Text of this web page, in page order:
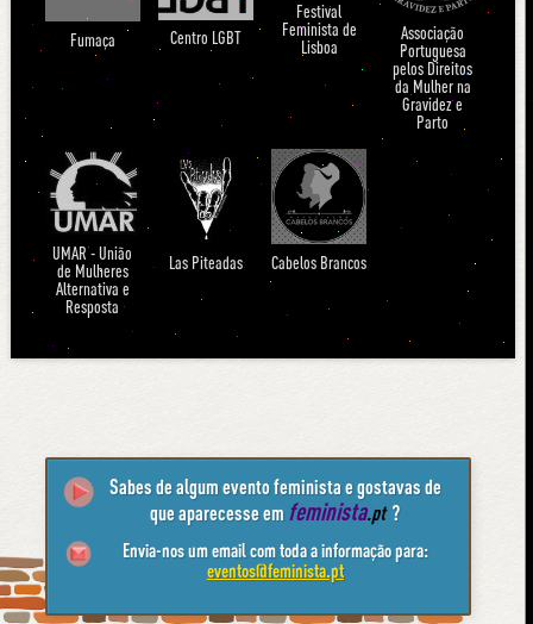
Fumaça Centro LGBT
Festival
Feminista de
Lisboa
Associação
Portuguesa
pelos Direitos
da Mulher na
Gravidez e
Parto
UMAR - União
de Mulheres
Alternativa e
Resposta
Las Piteadas Cabelos Brancos
Sabes de algum evento feminista e gostavas de
que aparecesse em feminista.pt ?
Envia-nos um email com toda a informação para:
eventos@feminista.pt